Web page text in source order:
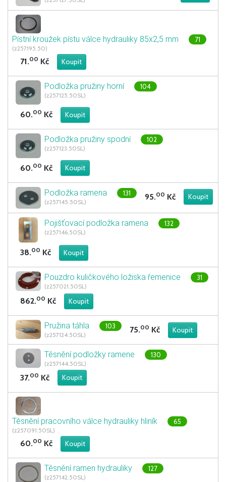
Pístní kroužek pístu válce hydrauliky 85x2,5 mm 71
(z257195.50)
71.00 Kč
Podložka pružiny horní 104
(z257125.50SL)
60.00 Kč
Podložka pružiny spodní 102
(z257123.50SL)
60.00 Kč
Podložka ramena 131
(z257145.50SL)
95.00 Kč
Pojišťovací podložka ramena 132
(z257146.50SL)
38.00 Kč
Pouzdro kuličkového ložiska řemenice 31
(z257021.50SL)
862.00 Kč
Pružina táhla 103
(z257124.50SL)
75.00 Kč
Těsnění podložky ramene 130
(z257144.50SL)
37.00 Kč
Těsnění pracovního válce hydrauliky hliník 65
(z257091.50SL)
60.00 Kč
Těsnění ramen hydrauliky 127
(z257142.50SL)